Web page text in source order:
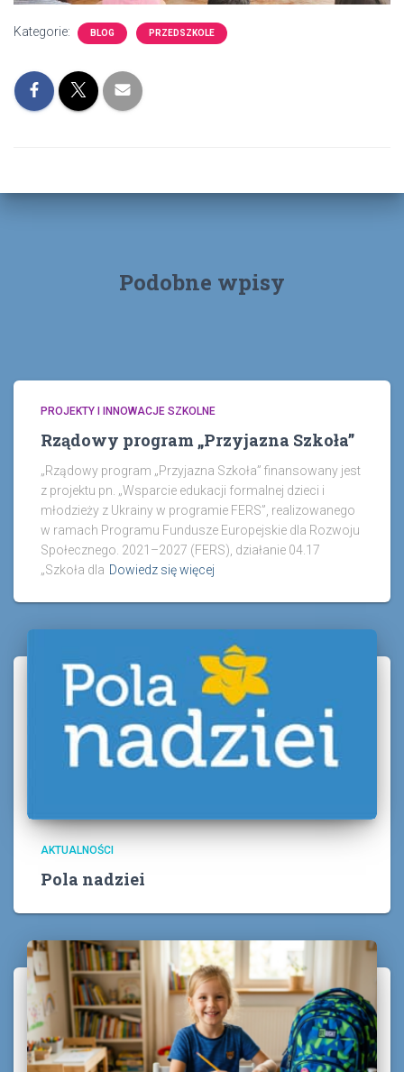
Kategorie: BLOG PRZEDSZKOLE
Podobne wpisy
PROJEKTY I INNOWACJE SZKOLNE
Rządowy program „Przyjazna Szkoła”
„Rządowy program „Przyjazna Szkoła” finansowany jest
z projektu pn. „Wsparcie edukacji formalnej dzieci i
młodzieży z Ukrainy w programie FERS”, realizowanego
w ramach Programu Fundusze Europejskie dla Rozwoju
Społecznego. 2021–2027 (FERS), działanie 04.17
„Szkoła dla Dowiedz się więcej
AKTUALNOŚCI
Pola nadziei